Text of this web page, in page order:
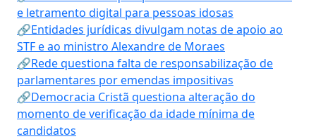
e letramento digital para pessoas idosas
🔗Entidades jurídicas divulgam notas de apoio ao
STF e ao ministro Alexandre de Moraes
🔗Rede questiona falta de responsabilização de
parlamentares por emendas impositivas
🔗Democracia Cristã questiona alteração do
momento de verificação da idade mínima de
candidatos